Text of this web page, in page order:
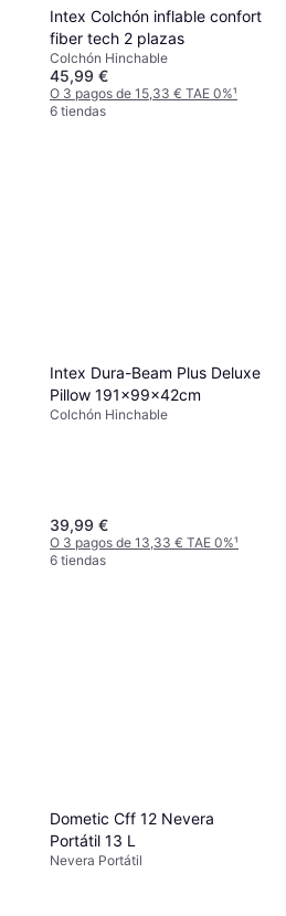
Intex Colchón inflable confort
fiber tech 2 plazas
Colchón Hinchable
45,99 €
O 3 pagos de 15,33 € TAE 0%¹
6 tiendas
Intex Dura-Beam Plus Deluxe
Pillow 191x99x42cm
Colchón Hinchable
39,99 €
O 3 pagos de 13,33 € TAE 0%¹
6 tiendas
Dometic Cff 12 Nevera
Portátil 13 L
Nevera Portátil